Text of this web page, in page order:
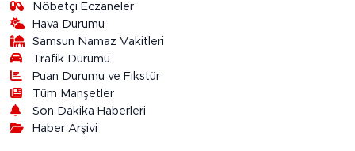
Nöbetçi Eczaneler
Hava Durumu
Samsun Namaz Vakitleri
Trafik Durumu
Puan Durumu ve Fikstür
Tüm Manşetler
Son Dakika Haberleri
Haber Arşivi